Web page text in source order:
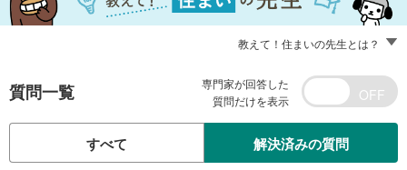
教えて！住まいの先生とは？
質問一覧
専門家が回答した
質問だけを表示
すべて 解決済みの質問